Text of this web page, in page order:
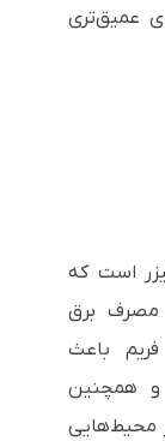
عمیق‌تری
است که
مصرف برق
باعث
و همچنین
محیط‌هایی